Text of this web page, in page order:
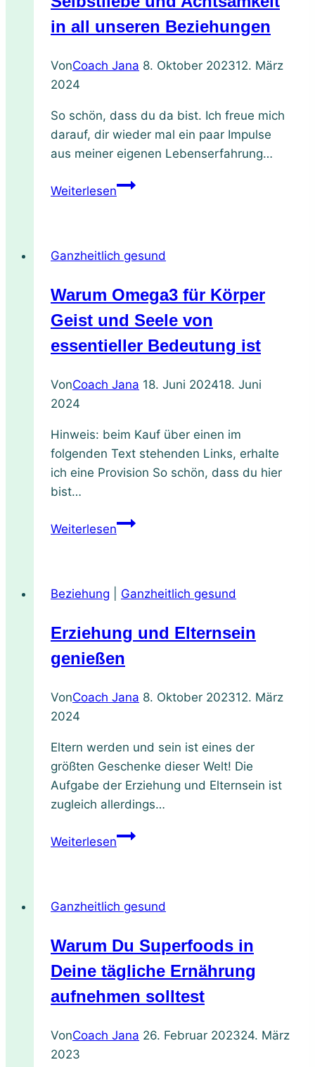
in all unseren Beziehungen
VonCoach Jana 8. Oktober 202312. März
2024
So schön, dass du da bist. Ich freue mich
darauf, dir wieder mal ein paar Impulse
aus meiner eigenen Lebenserfahrung…
WeiterlesenDie
und
in
all
unseren
Beziehungen
Ganzheitlich gesund
Warum Omega3 für Körper
Geist und Seele von
essentieller Bedeutung ist
VonCoach Jana 18. Juni 202418. Juni
2024
Hinweis: beim Kauf über einen im
folgenden Text stehenden Links, erhalte
ich eine Provision So schön, dass du hier
bist…
WeiterlesenWarum
Geist
Seele
von
Bedeutung
Beziehung Ganzheitlich gesund
Erziehung und Elternsein
genießen
VonCoach Jana 8. Oktober 202312. März
2024
Eltern werden und sein ist eines der
größten Geschenke dieser Welt! Die
Aufgabe der Erziehung und Elternsein ist
zugleich allerdings…
WeiterlesenErziehung
Ganzheitlich gesund
Warum Du Superfoods in
Deine tägliche Ernährung
aufnehmen solltest
VonCoach Jana 26. Februar 202324. März
2023